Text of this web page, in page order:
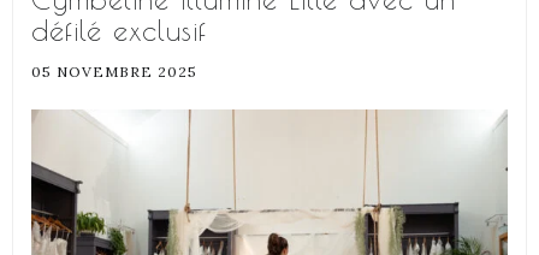
défilé exclusif
05 NOVEMBRE 2025